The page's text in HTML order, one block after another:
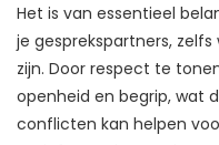
Het is van essentieel
je gesprekspartners,
zijn. Door respect te
openheid en begrip, wat
conflicten kan helpen